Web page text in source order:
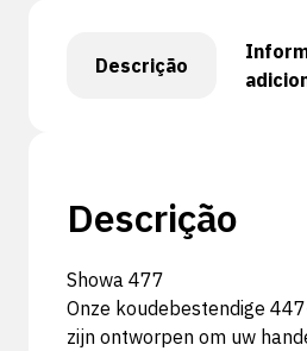
Descrição
Descrição
Showa 477
Onze koudebestendige
zijn ontworpen om uw